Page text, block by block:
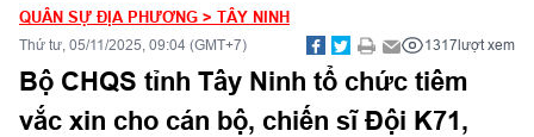
QUÂN SỰ ĐỊA PHƯƠNG > TÂY NINH
Thứ tư, 05/11/2025, 09:04 (GMT+7) 1317lượt xem
Bộ CHQS tỉnh Tây Ninh tổ chức tiêm
vắc xin cho cán bộ, chiến sĩ Đội K71,